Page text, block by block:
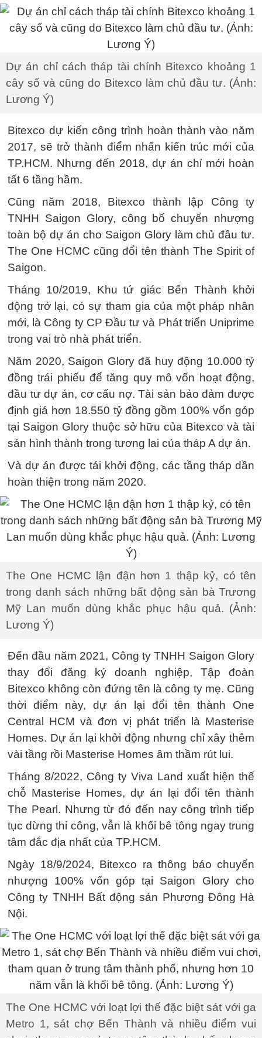
Dự án chỉ cách tháp tài chính Bitexco khoảng 1
cây số và cũng do Bitexco làm chủ đầu tư. (Ảnh:
Lương Ý)
Bitexco dự kiến công trình hoàn thành vào năm
2017, sẽ trở thành điểm nhấn kiến trúc mới của
TP.HCM. Nhưng đến 2018, dự án chỉ mới hoàn
tất 6 tầng hầm.
Cũng năm 2018, Bitexco thành lập Công ty
TNHH Saigon Glory, công bố chuyển nhượng
toàn bộ dự án cho Saigon Glory làm chủ đầu tư.
The One HCMC cũng đổi tên thành The Spirit of
Saigon.
Tháng 10/2019, Khu tứ giác Bến Thành khởi
động trở lại, có sự tham gia của một pháp nhân
mới, là Công ty CP Đầu tư và Phát triển Uniprime
trong vai trò nhà phát triển.
Năm 2020, Saigon Glory đã huy động 10.000 tỷ
đồng trái phiếu để tăng quy mô vốn hoạt động,
đầu tư dự án, cơ cấu nợ. Tài sản bảo đảm được
định giá hơn 18.550 tỷ đồng gồm 100% vốn góp
tại Saigon Glory thuộc sở hữu của Bitexco và tài
sản hình thành trong tương lai của tháp A dự án.
Và dự án được tái khởi động, các tầng tháp dần
hoàn thiện trong năm 2020.
The One HCMC lận đận hơn 1 thập kỷ, có tên
trong danh sách những bất động sản bà Trương
Mỹ Lan muốn dùng khắc phục hậu quả. (Ảnh:
Lương Ý)
Đến đầu năm 2021, Công ty TNHH Saigon Glory
thay đổi đăng ký doanh nghiệp, Tập đoàn
Bitexco không còn đứng tên là công ty mẹ. Cũng
thời điểm này, dự án lại đổi tên thành One
Central HCM và đơn vị phát triển là Masterise
Homes. Dự án lại khởi động nhưng chỉ xây thêm
vài tầng rồi Masterise Homes âm thầm rút lui.
Tháng 8/2022, Công ty Viva Land xuất hiện thế
chỗ Masterise Homes, dự án lại đổi tên thành
The Pearl. Nhưng từ đó đến nay công trình tiếp
tục dừng thi công, vẫn là khối bê tông ngay trung
tâm đắc địa nhất của TP.HCM.
Ngày 18/9/2024, Bitexco ra thông báo chuyển
nhượng 100% vốn góp tại Saigon Glory cho
Công ty TNHH Bất động sản Phương Đông Hà
Nội.
The One HCMC với loạt lợi thế đặc biệt sát với ga
Metro 1, sát chợ Bến Thành và nhiều điểm vui